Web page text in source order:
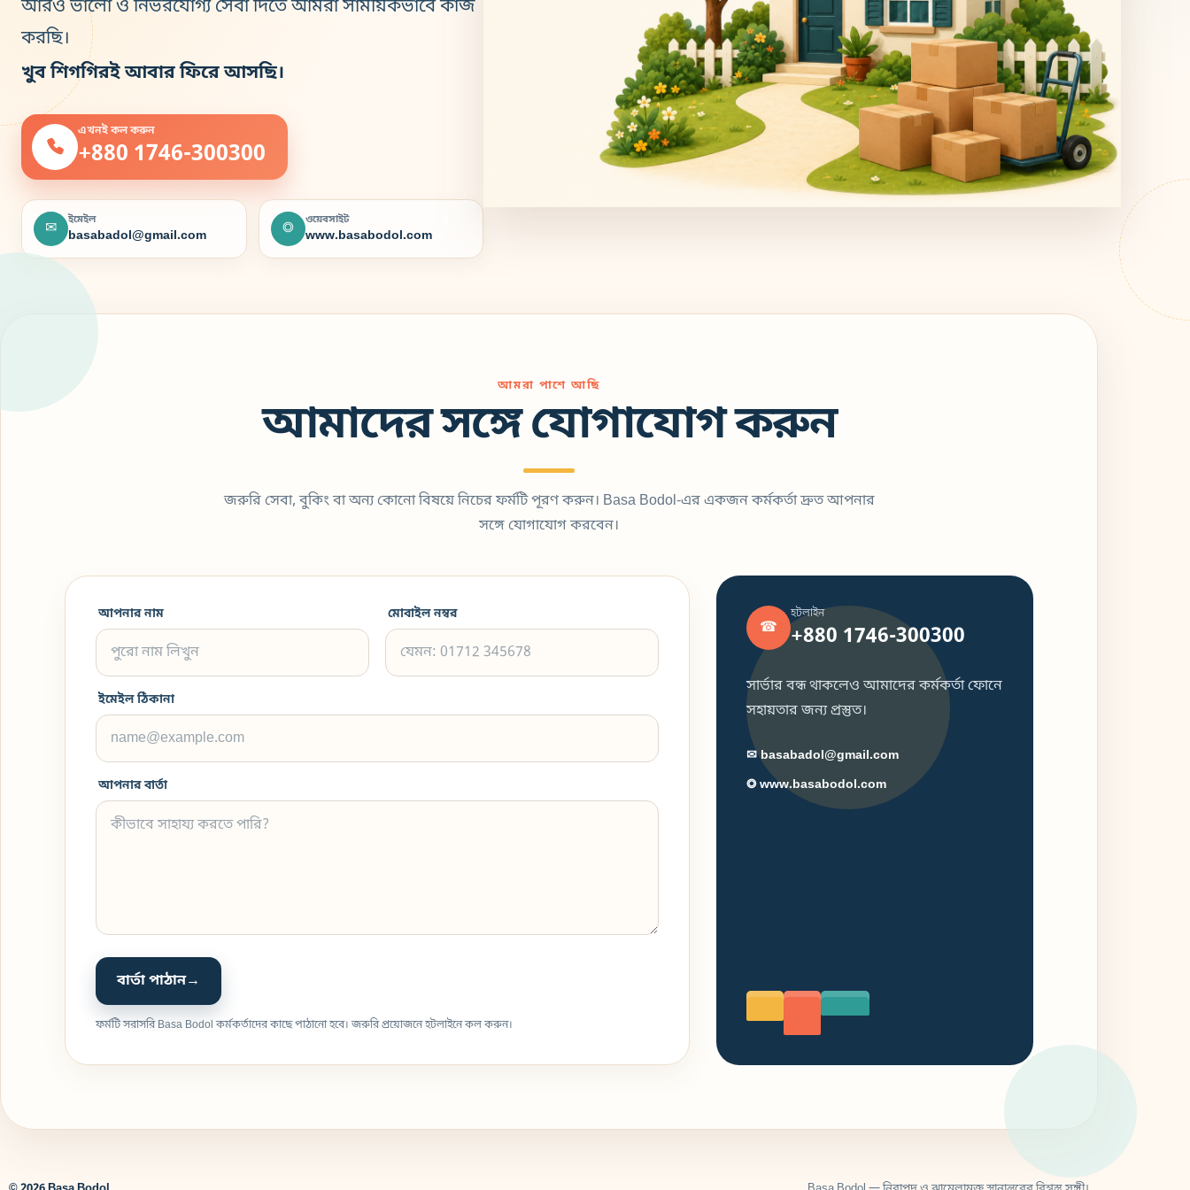
আরও ভালো ও নির্ভরযোগ্য সেবা দিতে আমরা সাময়িকভাবে কাজ
করছি।
খুব শিগগিরই আবার ফিরে আসছি।
এখনই কল করুন
+880 1746-300300
✉ ইমেইল
basabadol@gmail.com ◎ ওয়েবসাইট
www.basabodol.com
আমরা পাশে আছি
আমাদের সঙ্গে যোগাযোগ করুন
জরুরি সেবা, বুকিং বা অন্য কোনো বিষয়ে নিচের ফর্মটি পূরণ করুন। Basa Bodol-এর একজন কর্মকর্তা দ্রুত আপনার
সঙ্গে যোগাযোগ করবেন।
আপনার নাম মোবাইল নম্বর
ইমেইল ঠিকানা
আপনার বার্তা
বার্তা পাঠান→
ফর্মটি সরাসরি Basa Bodol কর্মকর্তাদের কাছে পাঠানো হবে। জরুরি প্রয়োজনে হটলাইনে কল করুন।
☎
হটলাইন
+880 1746-300300
সার্ভার বন্ধ থাকলেও আমাদের কর্মকর্তা ফোনে
সহায়তার জন্য প্রস্তুত।
✉ basabadol@gmail.com
◎ www.basabodol.com